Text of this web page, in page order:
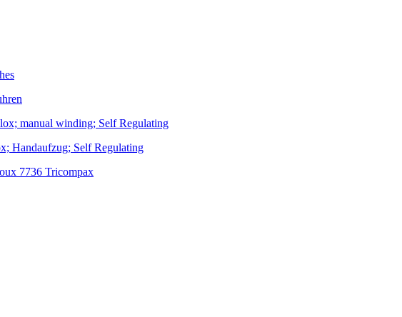
manual winding; Self Regulating
Handaufzug; Self Regulating
7736 Tricompax